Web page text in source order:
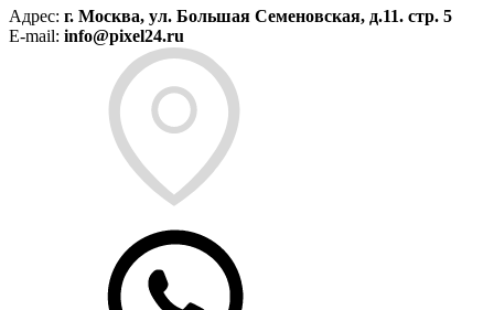
Адрес: г. Москва, ул. Большая Семеновская, д.11. стр. 5
E-mail: info@pixel24.ru